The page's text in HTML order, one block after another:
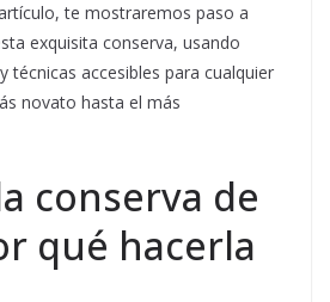
te mostraremos paso a
exquisita conserva, usando
técnicas accesibles para cualquier
novato hasta el más
conserva de
qué hacerla